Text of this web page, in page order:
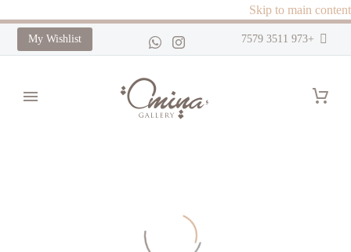
Skip to main content
+973 3511 7579
My Wishlist